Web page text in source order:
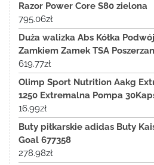
Razor Power Core S80 zielona
795.06zł
Duża walizka Abs Kółka
Zamkiem Zamek TSA
619.77zł
Olimp Sport Nutrition Aakg
1250 Extremalna Pompa
16.99zł
Buty piłkarskie adidas Buty
Goal 677358
278.98zł